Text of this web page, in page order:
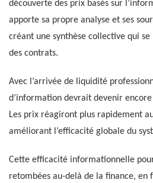
découverte des prix basés sur
apporte sa propre analyse et ses
créant une synthèse collective qui
des contrats.
Avec l’arrivée de liquidité
d’information devrait devenir
Les prix réagiront plus rapidement
améliorant l’efficacité globale du
Cette efficacité informationnelle
retombées au-delà de la finance, en